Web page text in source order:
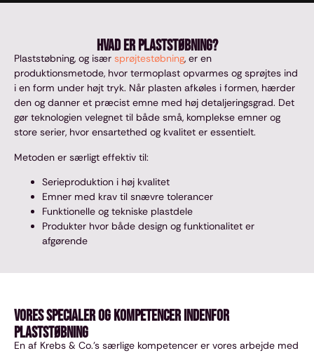
Hvad er plaststøbning?
Plaststøbning, og især sprøjtestøbning, er en
produktionsmetode, hvor termoplast opvarmes og sprøjtes ind
i en form under højt tryk. Når plasten afkøles i formen, hærder
den og danner et præcist emne med høj detaljeringsgrad. Det
gør teknologien velegnet til både små, komplekse emner og
store serier, hvor ensartethed og kvalitet er essentielt.
Metoden er særligt effektiv til:
Serieproduktion i høj kvalitet
Emner med krav til snævre tolerancer
Funktionelle og tekniske plastdele
Produkter hvor både design og funktionalitet er
afgørende
Vores specialer og kompetencer indenfor
plaststøbning
En af Krebs & Co.’s særlige kompetencer er vores arbejde med